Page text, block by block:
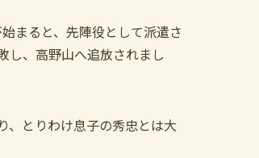
まると、先陣役として派遣さ
し、高野山へ追放されまし
、とりわけ息子の秀忠とは大